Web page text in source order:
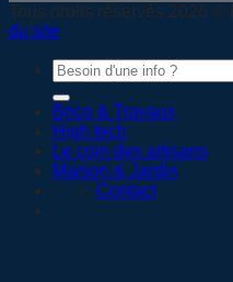
Tous droits réservés 2026 ©
du site
Brico & Travaux
High tech
Le coin des artisans
Maison & Jardin
Contact